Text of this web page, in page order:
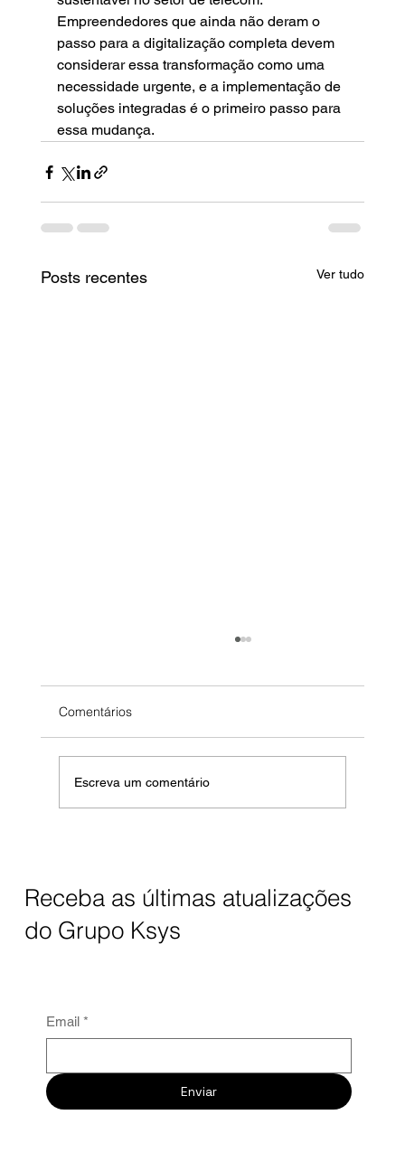
Empreendedores que ainda não deram o
passo para a digitalização completa devem
considerar essa transformação como uma
necessidade urgente, e a implementação de
soluções integradas é o primeiro passo para
essa mudança.
Posts recentes Ver tudo
3 pessoas. 200+ tickets/mês. SLA quebrado
2 (custo: R$ 8k/mês). Aqui está o problema: não
é quantidade de gente. É processo quebrado.
Comentários
Escreva um comentário
Receba as últimas atualizações
do Grupo Ksys
Email *
Enviar